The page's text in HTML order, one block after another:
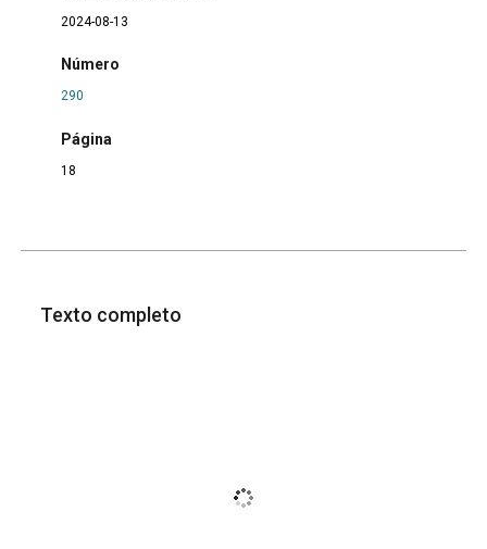
2024-08-13
Número
290
Página
18
Texto completo